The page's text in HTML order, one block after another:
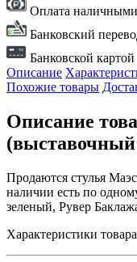
Оплата
Банковский
Банковской картой
Описание
Похожие товары
Описание
(выставочный
Продаются стулья
наличии есть по
зеленый, Рувер
Характеристики товара